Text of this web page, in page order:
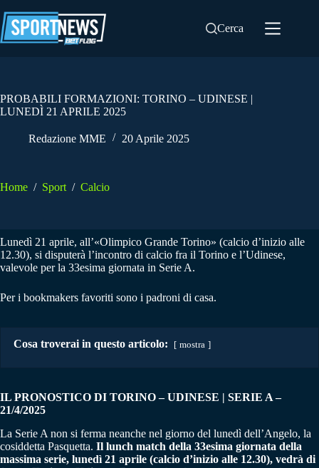
al
contenuto
Cerca
PROBABILI FORMAZIONI: TORINO – UDINESE |
LUNEDÌ 21 APRILE 2025
Redazione MME 20 Aprile 2025
Home / Sport / Calcio
Lunedì 21 aprile, all’«Olimpico Grande Torino» (calcio d’inizio alle
12.30), si disputerà l’incontro di calcio fra il Torino e l’Udinese,
valevole per la 33esima giornata in Serie A.
Per i bookmakers favoriti sono i padroni di casa.
Cosa troverai in questo articolo: mostra
IL PRONOSTICO DI TORINO – UDINESE | SERIE A –
21/4/2025
La Serie A non si ferma neanche nel giorno del lunedì dell’Angelo, la
cosiddetta Pasquetta. Il lunch match della 33esima giornata della
massima serie, lunedì 21 aprile (calcio d’inizio alle 12.30), vedrà di